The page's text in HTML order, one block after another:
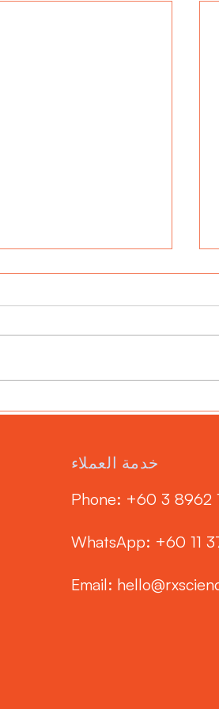
خدمة العملاء
Phone: ‭+60 3 8962
WhatsApp: +60 11
Email: